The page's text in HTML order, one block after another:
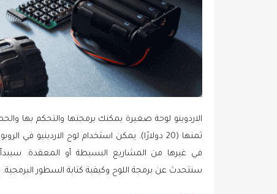
الاردوينو لوحة صغيرة يمكنك برمجتها والتحكم بها
ثمنها (20 دولارًا). يمكن استخدام لوح الاردينيو
في غيرها من المشاريع البسيطة أو المعقدة. سيبدأ
سنتحدث عن برمجة اللوح وكيفية كتابة السطور